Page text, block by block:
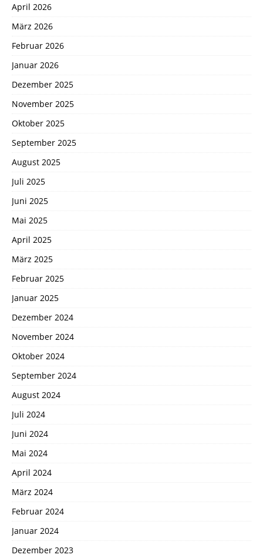
April 2026
März 2026
Februar 2026
Januar 2026
Dezember 2025
November 2025
Oktober 2025
September 2025
August 2025
Juli 2025
Juni 2025
Mai 2025
April 2025
März 2025
Februar 2025
Januar 2025
Dezember 2024
November 2024
Oktober 2024
September 2024
August 2024
Juli 2024
Juni 2024
Mai 2024
April 2024
März 2024
Februar 2024
Januar 2024
Dezember 2023